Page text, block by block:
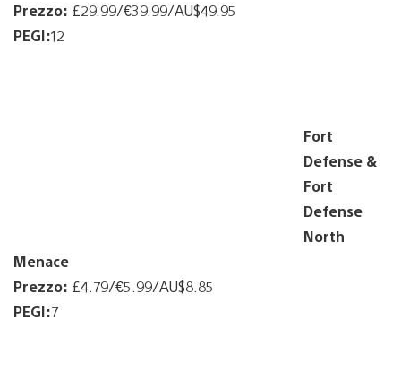
Prezzo: £29.99/€39.99/AU$49.95
PEGI:12
Fort
Defense &
Fort
Defense
North
Menace
Prezzo: £4.79/€5.99/AU$8.85
PEGI:7